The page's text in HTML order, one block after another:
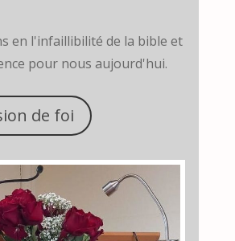
en l'infaillibilité de la bible et
pour nous aujourd'hui.
de foi